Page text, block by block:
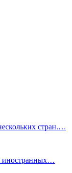
стран.…
иностранных…